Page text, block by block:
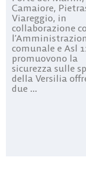
Camaiore,
Viareggio, in
collaborazione
comunale e Asl
promuovono la
sicurezza sulle
della Versilia
due ...